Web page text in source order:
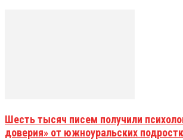
Шесть тысяч писем получили
доверия» от южноуральских